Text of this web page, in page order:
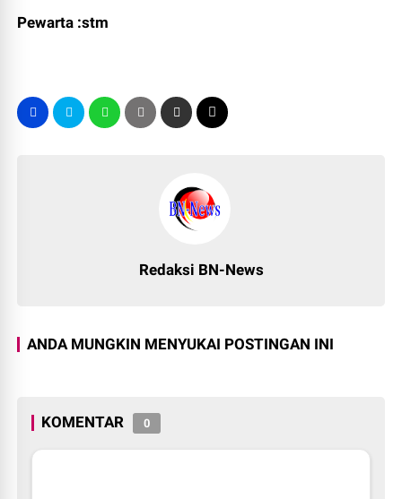
Pewarta :stm
Redaksi BN-News
ANDA MUNGKIN MENYUKAI POSTINGAN INI
KOMENTAR 0